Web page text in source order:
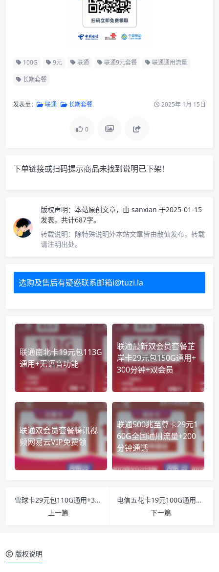
100G 9元 联通 联通9元套餐 联通通用流量
长期套餐
发表至： 联通 长期套餐 2025年 1月 15日
0
下单链接或扫码提示商品未找到说明已下架！
版权声明： 本站原创文章，由 sanxian 于2025-01-15
发表，共计687字。
转载说明： 除特殊说明外本站文章皆由散仙发布，转载
请注明出处。
选购及售后有疑惑联系邮箱i@tuzi.la
联通南北卡19元包113G
通用+无语音功能
联通最新双会员套餐芷
岸卡29元包150G通用+
300分钟+双会员
联通双会员套餐腾讯视
频网易云VIP免费领
联通500兆至尊卡29元1
60G全国通用流量+200
分钟通话
雪球卡29元包110G通用+30定向+通话0.1元/分钟
上一篇
电信五花卡19元100G通用+30G定向
下一篇
版权说明